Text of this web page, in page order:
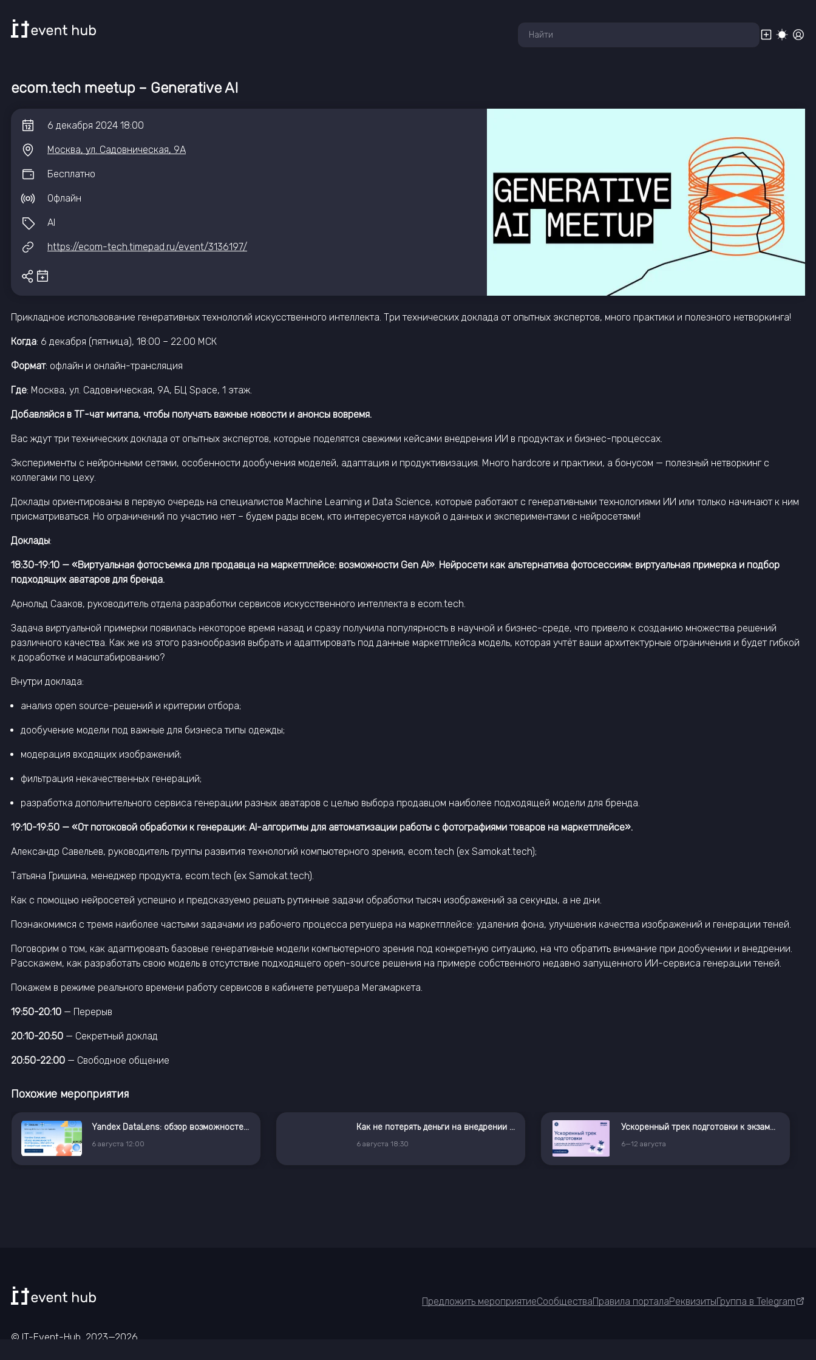
еcom.tech meetup – Generative AI
6 декабря 2024 18:00
Москва, ул. Садовническая, 9А
Бесплатно
Офлайн
AI
https://ecom-tech.timepad.ru/event/3136197/
Прикладное использование генеративных технологий искусственного интеллекта. Три технических доклада от опытных экспертов, много практики и полезного нетворкинга!
Когда: 6 декабря (пятница), 18:00 – 22:00 МСК
Формат: офлайн и онлайн-трансляция
Где: Москва, ул. Садовническая, 9А, БЦ Space, 1 этаж.
Добавляйся в ТГ-чат митапа, чтобы получать важные новости и анонсы вовремя.
Вас ждут три технических доклада от опытных экспертов, которые поделятся свежими кейсами внедрения ИИ в продуктах и бизнес-процессах.
Эксперименты с нейронными сетями, особенности дообучения моделей, адаптация и продуктивизация. Много hardcore и практики, а бонусом — полезный нетворкинг с
коллегами по цеху.
Доклады ориентированы в первую очередь на специалистов Machine Learning и Data Science, которые работают с генеративными технологиями ИИ или только начинают к ним
присматриваться. Но ограничений по участию нет – будем рады всем, кто интересуется наукой о данных и экспериментами с нейросетями!
Доклады:
18:30-19:10 — «Виртуальная фотосъемка для продавца на маркетплейсе: возможности Gen AI» Нейросети как альтернатива фотосессиям: виртуальная примерка и подбор
подходящих аватаров для бренда.
Арнольд Сааков, руководитель отдела разработки сервисов искусственного интеллекта в ecom.tech.
Задача виртуальной примерки появилась некоторое время назад и сразу получила популярность в научной и бизнес-среде, что привело к созданию множества решений
различного качества. Как же из этого разнообразия выбрать и адаптировать под данные маркетплейса модель, которая учтёт ваши архитектурные ограничения и будет гибкой
к доработке и масштабированию?
Внутри доклада:
анализ open source-решений и критерии отбора;
дообучение модели под важные для бизнеса типы одежды;
модерация входящих изображений;
фильтрация некачественных генераций;
разработка дополнительного сервиса генерации разных аватаров с целью выбора продавцом наиболее подходящей модели для бренда.
19:10-19:50 — «От потоковой обработки к генерации: AI-алгоритмы для автоматизации работы с фотографиями товаров на маркетплейсе».
Александр Савельев, руководитель группы развития технологий компьютерного зрения, ecom.tеch (ex Samokat.tech);
Татьяна Гришина, менеджер продукта, ecom.tеch (ex Samokat.tech).
Как с помощью нейросетей успешно и предсказуемо решать рутинные задачи обработки тысяч изображений за секунды, а не дни.
Познакомимся с тремя наиболее частыми задачами из рабочего процесса ретушера на маркетплейсе: удаления фона, улучшения качества изображений и генерации теней.
Поговорим о том, как адаптировать базовые генеративные модели компьютерного зрения под конкретную ситуацию, на что обратить внимание при дообучении и внедрении.
Расскажем, как разработать свою модель в отсутствие подходящего open-source решения на примере собственного недавно запущенного ИИ-сервиса генерации теней.
Покажем в режиме реального времени работу сервисов в кабинете ретушера Мегамаркета.
19:50-20:10 — Перерыв
20:10-20:50 — Секретный доклад
20:50-22:00 — Свободное общение
Похожие мероприятия
Yandex DataLens: обзор возможностей платформы, ИИ-агенты и секретные новинки
6 августа 12:00
Как не потерять деньги на внедрении ГенИИ
6 августа 18:30
Ускоренный трек подготовки к экзамену в магистратуру «Искусственный интеллект»
6—12 августа
Предложить мероприятиеСообществаПравила порталаРеквизитыГруппа в Telegram
© IT-Event-Hub, 2023—2026